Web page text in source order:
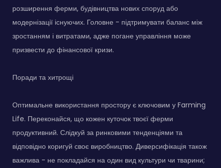
розширення ферми, будівництва нових споруд або
модернізації існуючих. Головне - підтримувати баланс між
зростанням і витратами, адже погане управління може
призвести до фінансової кризи.
Поради та хитрощі
Оптимальне використання простору є ключовим у Farming
Life. Переконайся, що кожен куточок твоєї ферми
продуктивний. Слідкуй за ринковими тенденціями та
відповідно коригуй своє виробництво. Диверсифікація також
важлива - не покладайся на один вид культури чи тварини;